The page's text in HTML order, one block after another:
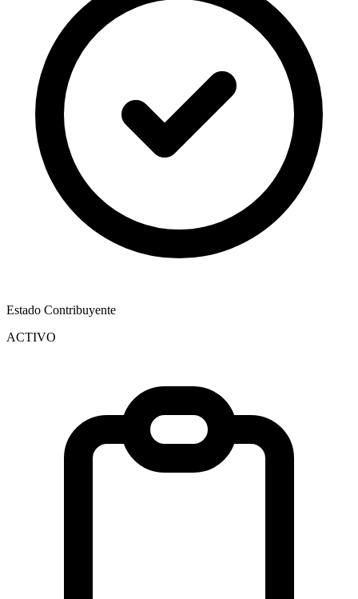
Estado Contribuyente
ACTIVO